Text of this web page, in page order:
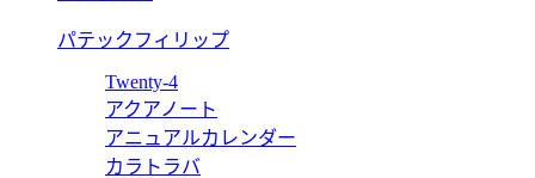
パテックフィリップ
Twenty-4
アクアノート
アニュアルカレンダー
カラトラバ